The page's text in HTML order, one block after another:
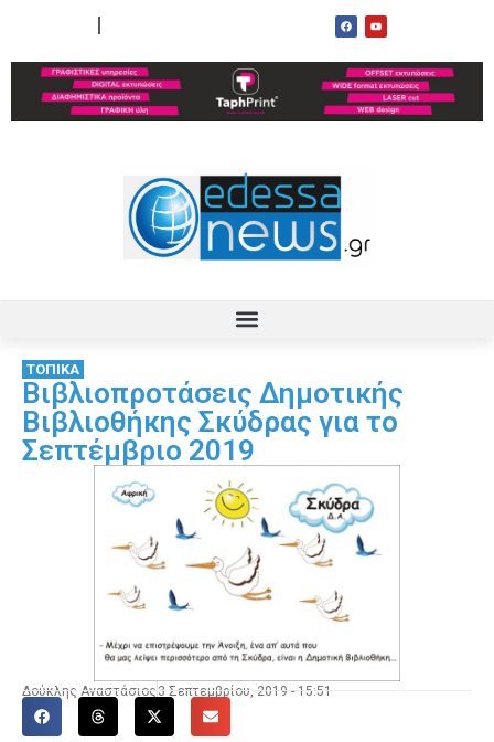
ΤΟΠΙΚΑ
Βιβλιοπροτάσεις Δημοτικής
Βιβλιοθήκης Σκύδρας για το
Σεπτέμβριο 2019
Δούκλης Αναστάσιος 3 Σεπτεμβρίου, 2019 - 15:51